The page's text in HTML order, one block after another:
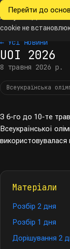
Перейти до
з
← Усі новини
UOI 2026
8 травня 2026 р.
Всеукраїнська
З 6-го до 10-те
Всеукраїнської
Матеріали
Розбір 2 дня
Розбір 1 дня
Дорішування 2
Ми хочемо збирати
Analytics. Доки ви не
cookie не